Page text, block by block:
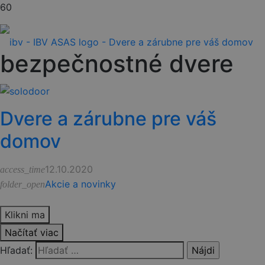
bezpečnostné dvere
Dvere a zárubne pre váš
domov
access_time12.10.2020
folder_openAkcie a novinky
Klikni ma
Načítať viac
Hľadať: